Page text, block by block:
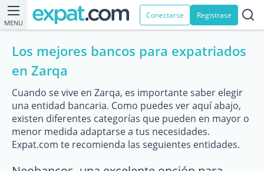
MENU
Conectarse Registrase
Los mejores bancos para expatriados
en Zarqa
Cuando se vive en Zarqa, es importante saber elegir
una entidad bancaria. Como puedes ver aquí abajo,
existen diferentes categorías que pueden en mayor o
menor medida adaptarse a tus necesidades.
Expat.com te recomienda las seguientes entidades.